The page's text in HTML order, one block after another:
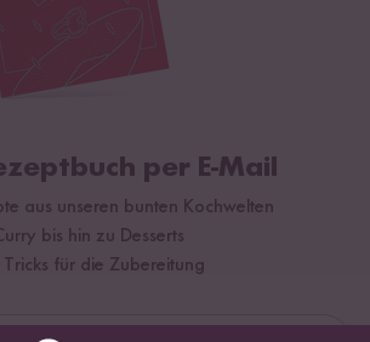
per E-Mail
aus unseren bunten Kochwelten
bis hin zu Desserts
für die Zubereitung